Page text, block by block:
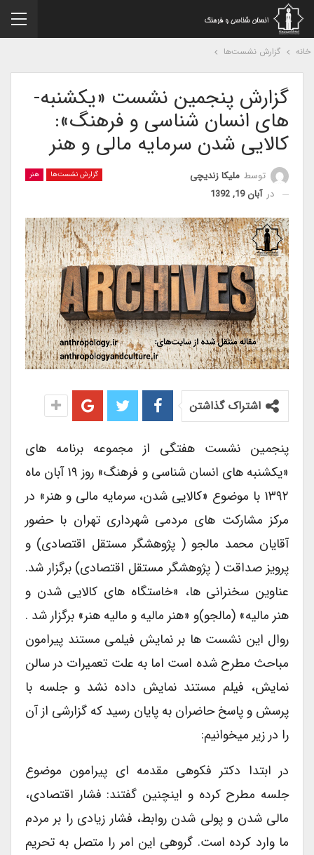
گزارش نشست‌ها
گزارش پنجمین نشست «یکشنبه­
های انسان­ شناسی و فرهنگ»:
کالایی شدن سرمایه مالی و هنر
گزارش نشست‌ها هنر توسطملیکا زندیچی
درآبان 19, 1392
اشتراک گذاشتن
پنجمین نشست هفتگی از مجموعه برنامه های
«یکشنبه های انسان شناسی و فرهنگ» روز ۱۹ آبان ماه
۱۳۹۲ با موضوع «کالایی شدن، سرمایه مالی و هنر» در
مرکز مشارکت های مردمی شهرداری تهران با حضور
آقایان محمد مالجو ( پژوهشگر مستقل اقتصادی) و
پرویز صداقت ( پژوهشگر مستقل اقتصادی) برگزار شد.
عناوین سخنرانی ها، «خاستگاه های کالایی شدن و
هنر مالیه» (مالجو)و «هنر مالیه و مالیه هنر» برگزار شد .
روال این نشست ها بر نمایش فیلمی مستند پیرامون
مباحث مطرح شده است اما به علت تعمیرات در سالن
نمایش، فیلم مستند نمایش داده نشد و جلسه با
پرسش و پاسخ حاضران به پایان رسید که گزارشی از آن
را در زیر میخوانیم:
در ابتدا دکتر فکوهی مقدمه ای پیرامون موضوع
جلسه مطرح کرده و اینچنین گفتند: فشار اقتصادی،
مالی شدن و پولی شدن روابط، فشار زیادی را بر مردم
ما وارد کرده است. گروهی این امر را متصل به تحریم